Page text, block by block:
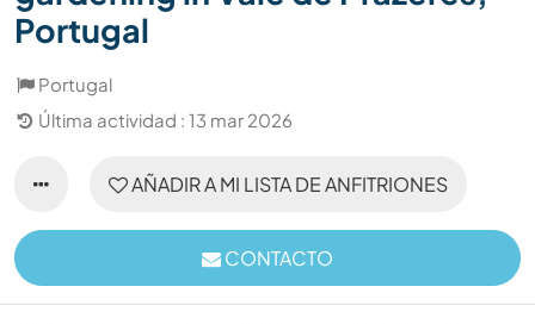
Portugal
Portugal
Última actividad : 13 mar 2026
AÑADIR A MI LISTA DE ANFITRIONES
CONTACTO